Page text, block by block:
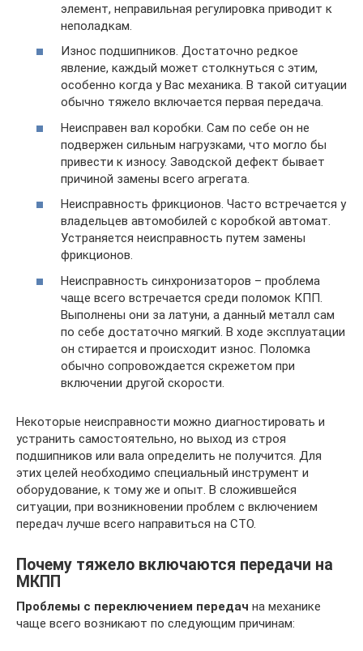
элемент, неправильная регулировка приводит к
неполадкам.
Износ подшипников. Достаточно редкое
явление, каждый может столкнуться с этим,
особенно когда у Вас механика. В такой ситуации
обычно тяжело включается первая передача.
Неисправен вал коробки. Сам по себе он не
подвержен сильным нагрузками, что могло бы
привести к износу. Заводской дефект бывает
причиной замены всего агрегата.
Неисправность фрикционов. Часто встречается у
владельцев автомобилей с коробкой автомат.
Устраняется неисправность путем замены
фрикционов.
Неисправность синхронизаторов – проблема
чаще всего встречается среди поломок КПП.
Выполнены они за латуни, а данный металл сам
по себе достаточно мягкий. В ходе эксплуатации
он стирается и происходит износ. Поломка
обычно сопровождается скрежетом при
включении другой скорости.
Некоторые неисправности можно диагностировать и
устранить самостоятельно, но выход из строя
подшипников или вала определить не получится. Для
этих целей необходимо специальный инструмент и
оборудование, к тому же и опыт. В сложившейся
ситуации, при возникновении проблем с включением
передач лучше всего направиться на СТО.
Почему тяжело включаются передачи на
МКПП
Проблемы с переключением передач на механике
чаще всего возникают по следующим причинам: